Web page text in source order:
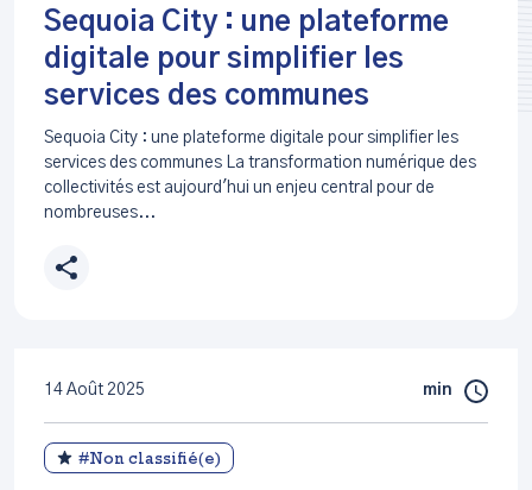
Sequoia City : une plateforme
digitale pour simplifier les
services des communes
Sequoia City : une plateforme digitale pour simplifier les
services des communes La transformation numérique des
collectivités est aujourd'hui un enjeu central pour de
nombreuses...
14 Août 2025 min
#Non classifié(e)